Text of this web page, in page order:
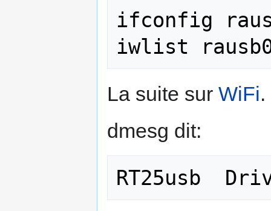
ifconfig
La suite sur WiFi.
dmesg dit: